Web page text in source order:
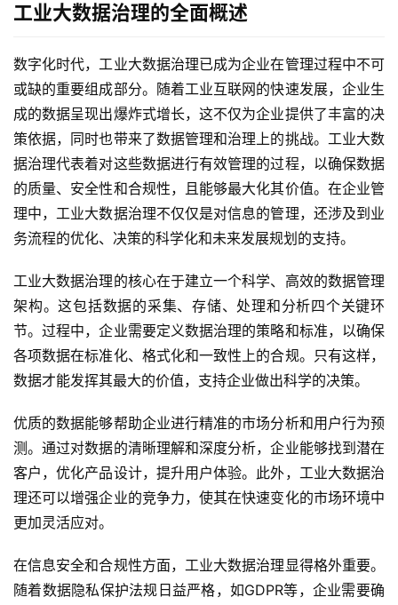
工业大数据治理的全面概述
数字化时代，工业大数据治理已成为企业在管理过程中不可
或缺的重要组成部分。随着工业互联网的快速发展，企业生
成的数据呈现出爆炸式增长，这不仅为企业提供了丰富的决
策依据，同时也带来了数据管理和治理上的挑战。工业大数
据治理代表着对这些数据进行有效管理的过程，以确保数据
的质量、安全性和合规性，且能够最大化其价值。在企业管
理中，工业大数据治理不仅仅是对信息的管理，还涉及到业
务流程的优化、决策的科学化和未来发展规划的支持。
工业大数据治理的核心在于建立一个科学、高效的数据管理
架构。这包括数据的采集、存储、处理和分析四个关键环
节。过程中，企业需要定义数据治理的策略和标准，以确保
各项数据在标准化、格式化和一致性上的合规。只有这样，
数据才能发挥其最大的价值，支持企业做出科学的决策。
优质的数据能够帮助企业进行精准的市场分析和用户行为预
测。通过对数据的清晰理解和深度分析，企业能够找到潜在
客户，优化产品设计，提升用户体验。此外，工业大数据治
理还可以增强企业的竞争力，使其在快速变化的市场环境中
更加灵活应对。
在信息安全和合规性方面，工业大数据治理显得格外重要。
随着数据隐私保护法规日益严格，如GDPR等，企业需要确